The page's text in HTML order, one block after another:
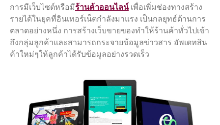
EIT สำหรับใส่ QR Code ลง
เว็บไซต์
แจ้งอัพเดทเว็บไซต์เตรียมพร้อม
ITA 2568
ไฟล์แก้ไข สำหรับภาพสไลน์
การมีเว็บไซต์หรือมีร้านค้าออนไลน์เพื่อเพิ่มช่องทางสร้าง
รายได้ในยุคที่อินเทอร์เน็ตกำลังมาแรง เป็นกลยุทธ์ด้านการ
ตลาดอย่างหนึ่ง การสร้างเว็บขายของทำให้ร้านค้าทั่วไปเข้า
ถึงกลุ่มลูกค้าและสามารถกระจายข้อมูลข่าวสาร อัพเดทสิน
ค้าใหม่ๆให้ลูกค้าได้รับข้อมูลอย่างรวดเร็ว